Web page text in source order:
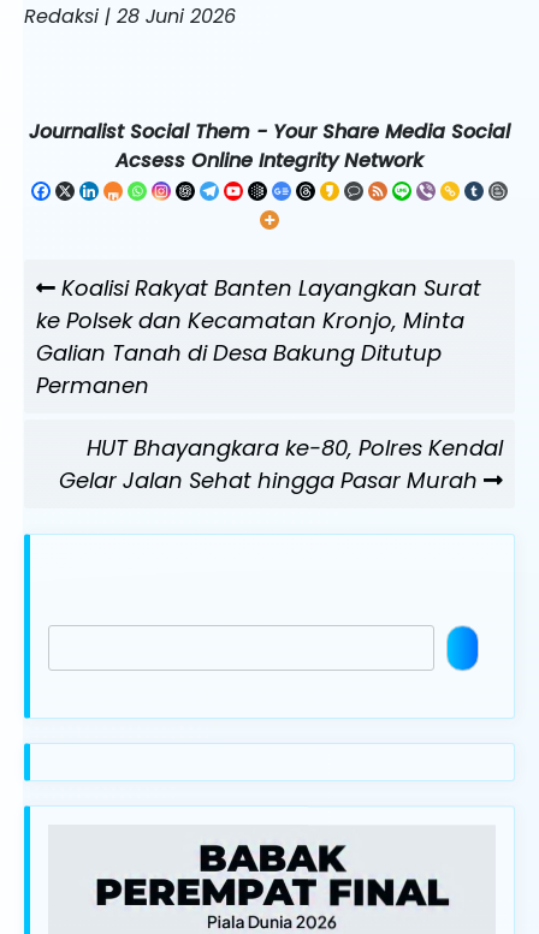
Redaksi | 28 Juni 2026
Journalist Social Them - Your Share Media Social
Acsess Online Integrity Network
pos
Previous
Post
Koalisi Rakyat Banten Layangkan Surat
ke Polsek dan Kecamatan Kronjo, Minta
Galian Tanah di Desa Bakung Ditutup
Permanen
Post
HUT Bhayangkara ke-80, Polres Kendal
Gelar Jalan Sehat hingga Pasar Murah